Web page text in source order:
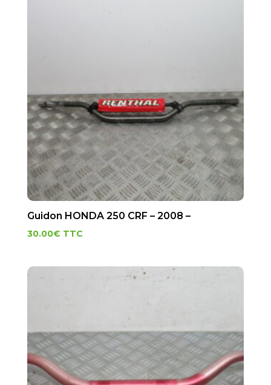
Guidon HONDA 250 CRF – 2008 –
30.00€ TTC